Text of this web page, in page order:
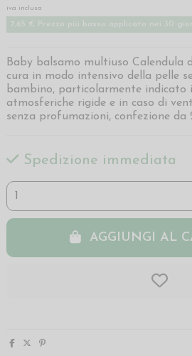
iva inclusa
7,65 € Prezzo più basso applicato nei 30
Baby balsamo multiuso Calendula
cura in modo intensivo della pelle
bambino, particolarmente indicato
atmosferiche rigide e in caso di
senza profumazioni, confezione da
Spedizione immediata
AGGIUNGI AL